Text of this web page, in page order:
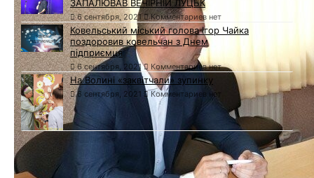
ЗАПАЛЮВАВ ВЕЧІРНІЙ ЛУЦЬК
6 сентября, 2021 Комментариев нет
Ковельський міський голова Ігор Чайка
поздоровив ковельчан з Днем
підприємця
6 сентября, 2021 Комментариев нет
На Волині «заквітчали» зупинку
6 сентября, 2021 Комментариев нет